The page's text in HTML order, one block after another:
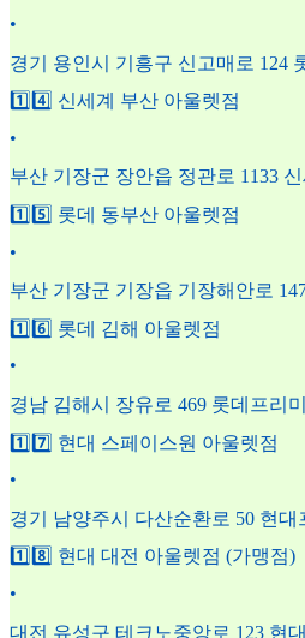
•
경기 용인시 기흥구 신고매로 124
1️⃣4️⃣ 신세계 부산 아울렛점
•
부산 기장군 장안읍 정관로 1133
1️⃣5️⃣ 롯데 동부산 아울렛점
•
부산 기장군 기장읍 기장해안로
1️⃣6️⃣ 롯데 김해 아울렛점
•
경남 김해시 장유로 469 롯데프리
1️⃣7️⃣ 현대 스페이스원 아울렛점
•
경기 남양주시 다산순환로 50 현
1️⃣8️⃣ 현대 대전 아울렛점 (가맹점)
•
대전 유성구 테크노중앙로 123 현